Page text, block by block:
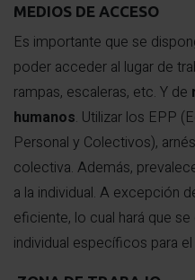
MEDIOS DE ACCESO
Es importante que se
poder acceder al lugar de
rampas, escaleras, etc. Y de
humanos. Utilizar los EPP
Personal y Colectivos),
colectiva. Además,
a la individual. A excepción
eficiente, lo cual hará que
individual específicos para